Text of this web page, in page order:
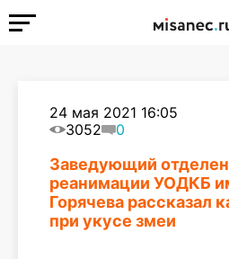
24 мая 2021 16:05
3052
0
Заведующий
реанимации УОДКБ
Горячева рассказал
при укусе змеи